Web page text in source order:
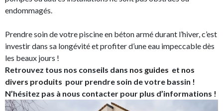
endommagés.
Prendre soin de votre piscine en béton armé durant l’hiver, c’est
investir dans sa longévité et profiter d’une eau impeccable dès
les beaux jours !
Retrouvez tous nos conseils dans nos guides et nos
divers produits pour prendre soin de votre bassin !
N’hésitez pas à nous contacter pour plus d’informations !